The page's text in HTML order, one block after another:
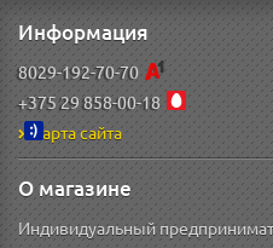
Информация
8029-192-70-70
+375 29 858-00-18
Карта сайта
О магазине
Индивидуальный